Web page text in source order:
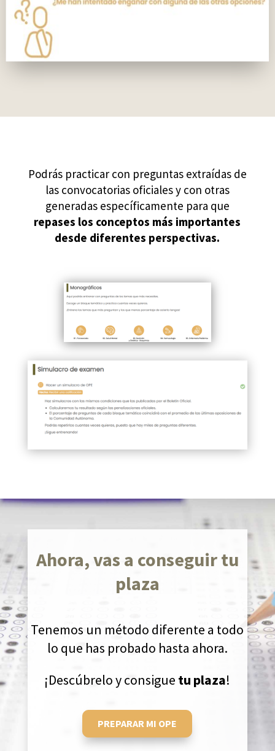
Podrás practicar con preguntas extraídas de
las convocatorias oficiales y con otras
generadas específicamente para que
repases los conceptos más importantes
desde diferentes perspectivas.
Ahora, vas a conseguir tu
plaza
Tenemos un método diferente a todo
lo que has probado hasta ahora.
¡Descúbrelo y consigue tu plaza!
PREPARAR MI OPE